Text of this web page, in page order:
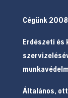
Cégünk
Erdészeti és
Általános,